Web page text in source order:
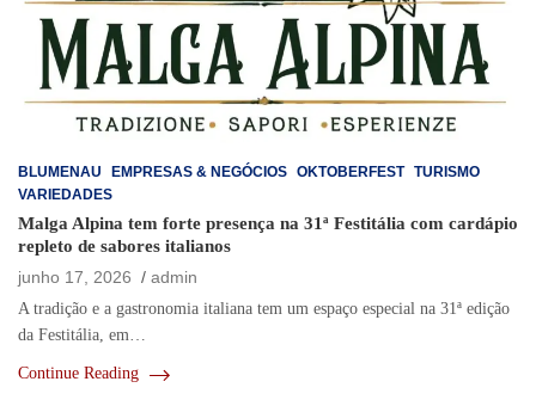
BLUMENAU EMPRESAS & NEGÓCIOS OKTOBERFEST TURISMO
VARIEDADES
Malga Alpina tem forte presença na 31ª Festitália com cardápio
repleto de sabores italianos
junho 17, 2026
admin
A tradição e a gastronomia italiana tem um espaço especial na 31ª edição
da Festitália, em…
Continue Reading